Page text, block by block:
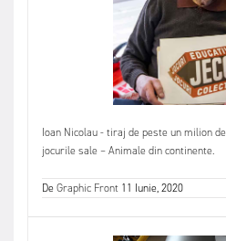
Ioan Nicolau - tiraj de peste un milion
jocurile sale – Animale din continente.
DeGraphic Front 11 Iunie, 2020